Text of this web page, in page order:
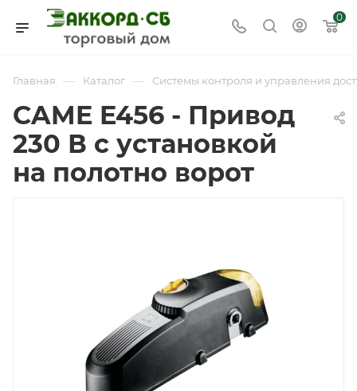
0
Главная — Каталог — Системы контроля и управления
CAME E456 - Привод
230 В с установкой
на полотно ворот